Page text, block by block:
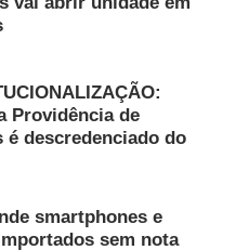
Providência de
é descredenciado do
smartphones e
sem nota